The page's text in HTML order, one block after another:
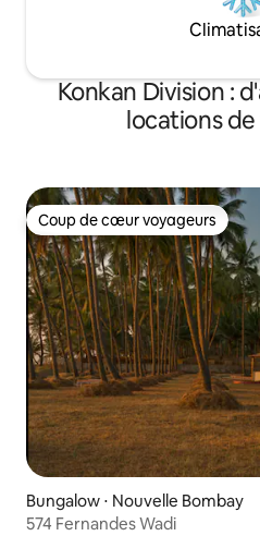
Konkan Division :
locations
Coup de cœur voyageurs
Coup de cœur voyageurs
Bungalow ⋅ Nouvelle Bombay
574 Fernandes Wadi